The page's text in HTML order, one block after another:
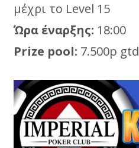
μέχρι το Level 15
Ώρα έναρξης: 18:00
Prize pool: 7.500p gtd